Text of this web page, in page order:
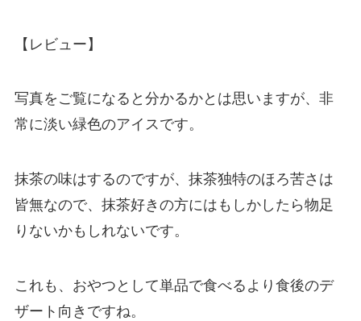
【レビュー】
写真をご覧になると分かるかとは思いますが、非
常に淡い緑色のアイスです。
抹茶の味はするのですが、抹茶独特のほろ苦さは
皆無なので、抹茶好きの方にはもしかしたら物足
りないかもしれないです。
これも、おやつとして単品で食べるより食後のデ
ザート向きですね。